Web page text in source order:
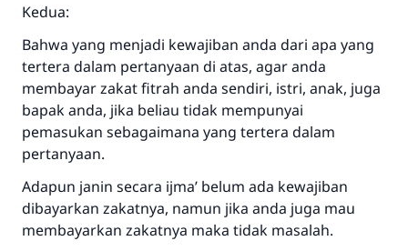
Kedua:
Bahwa yang menjadi kewajiban anda dari apa yang
tertera dalam pertanyaan di atas, agar anda
membayar zakat fitrah anda sendiri, istri, anak, juga
bapak anda, jika beliau tidak mempunyai
pemasukan sebagaimana yang tertera dalam
pertanyaan.
Adapun janin secara ijma’ belum ada kewajiban
dibayarkan zakatnya, namun jika anda juga mau
membayarkan zakatnya maka tidak masalah.